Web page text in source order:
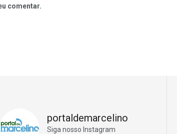
comentar.
portaldemarcelino
Siga nosso Instagram